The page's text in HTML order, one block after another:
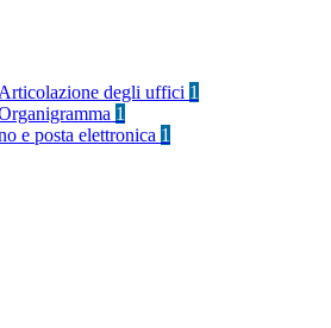
Articolazione degli uffici 1
1
e posta elettronica 1